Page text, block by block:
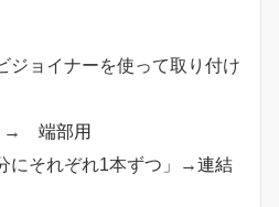
ジョイナーを使って取り付け
→ 端部用
にそれぞれ1本ずつ」→連結